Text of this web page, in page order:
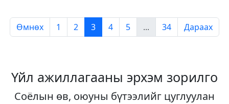
Өмнөх 1 2 3 4 5 ... 34 Дараах
Үйл ажиллагааны эрхэм зорилго
Соёлын өв, оюуны бүтээлийг цуглуулан